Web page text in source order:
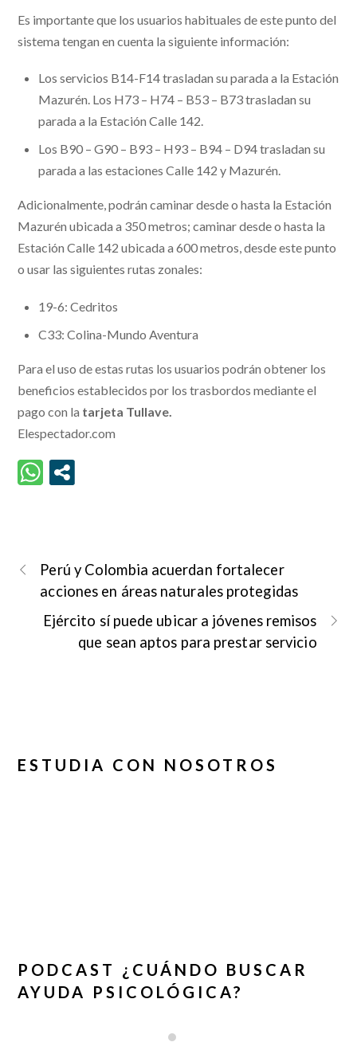
Es importante que los usuarios habituales de este punto del
sistema tengan en cuenta la siguiente información:
Los servicios B14-F14 trasladan su parada a la Estación
Mazurén. Los H73 – H74 – B53 – B73 trasladan su
parada a la Estación Calle 142.
Los B90 – G90 – B93 – H93 – B94 – D94 trasladan su
parada a las estaciones Calle 142 y Mazurén.
Adicionalmente, podrán caminar desde o hasta la Estación
Mazurén ubicada a 350 metros; caminar desde o hasta la
Estación Calle 142 ubicada a 600 metros, desde este punto
o usar las siguientes rutas zonales:
19-6: Cedritos
C33: Colina-Mundo Aventura
Para el uso de estas rutas los usuarios podrán obtener los
beneficios establecidos por los trasbordos mediante el
pago con la tarjeta Tullave.
Elespectador.com
Perú y Colombia acuerdan fortalecer
acciones en áreas naturales protegidas
Ejército sí puede ubicar a jóvenes remisos
que sean aptos para prestar servicio
ESTUDIA CON NOSOTROS
PODCAST ¿CUÁNDO BUSCAR
AYUDA PSICOLÓGICA?